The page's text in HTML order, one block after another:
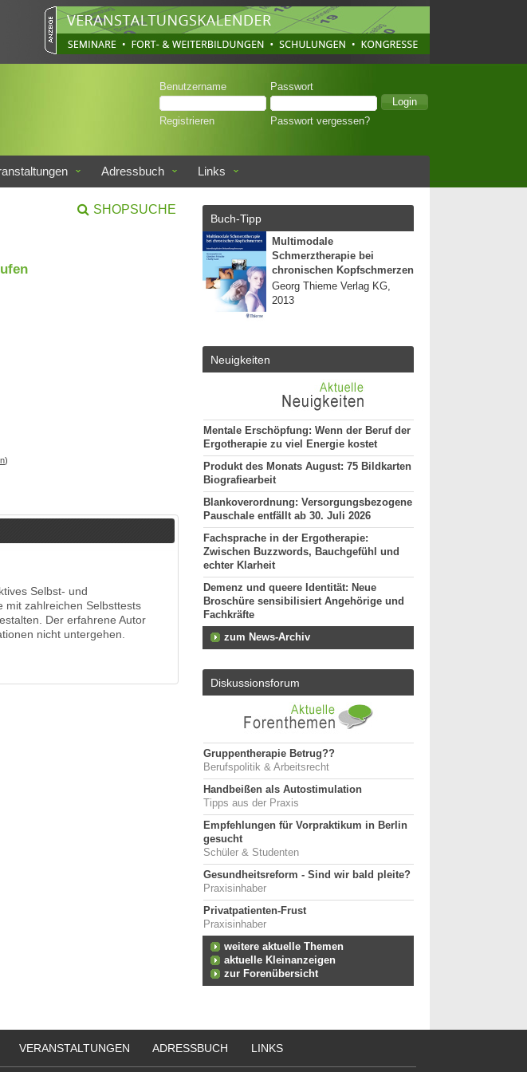
Benutzername Passwort
Registrieren Passwort vergessen?
Adressbuch Links
SHOPSUCHE
)
Selbst- und
mit zahlreichen Selbsttests
Der erfahrene Autor
nicht untergehen.
Buch-Tipp
Multimodale
Schmerztherapie bei
chronischen Kopfschmerzen
Georg Thieme Verlag KG,
2013
Neuigkeiten
Mentale Erschöpfung: Wenn der Beruf der
Ergotherapie zu viel Energie kostet
Produkt des Monats August: 75 Bildkarten
Biografiearbeit
Blankoverordnung: Versorgungsbezogene
Pauschale entfällt ab 30. Juli 2026
Fachsprache in der Ergotherapie:
Zwischen Buzzwords, Bauchgefühl und
echter Klarheit
Demenz und queere Identität: Neue
Broschüre sensibilisiert Angehörige und
Fachkräfte
zum News-Archiv
Diskussionsforum
Gruppentherapie Betrug??
Berufspolitik & Arbeitsrecht
Handbeißen als Autostimulation
Tipps aus der Praxis
Empfehlungen für Vorpraktikum in Berlin
gesucht
Schüler & Studenten
Gesundheitsreform - Sind wir bald pleite?
Praxisinhaber
Privatpatienten-Frust
Praxisinhaber
weitere aktuelle Themen
aktuelle Kleinanzeigen
zur Forenübersicht
VERANSTALTUNGEN ADRESSBUCH LINKS